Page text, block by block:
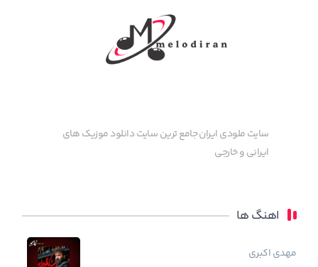
سایت ملودی ایران جامع ترین سایت دانلود موزیک های
ایرانی و خارجی
اهنگ ها
مهدی اکبری